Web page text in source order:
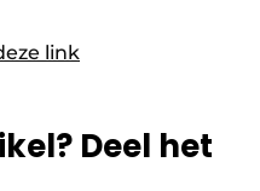
link
Deel het